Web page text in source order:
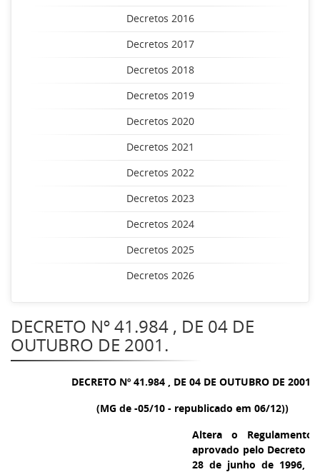
Decretos 2016
Decretos 2017
Decretos 2018
Decretos 2019
Decretos 2020
Decretos 2021
Decretos 2022
Decretos 2023
Decretos 2024
Decretos 2025
Decretos 2026
DECRETO Nº 41.984 , DE 04 DE
OUTUBRO DE 2001.
DECRETO Nº 41.984 , DE 04 DE OUTUBRO DE 2001.
(MG de -05/10 - republicado em 06/12))
Altera o Regulamento
aprovado pelo Decreto
28 de junho de 1996,